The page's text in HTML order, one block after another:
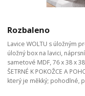
Rozbaleno
Lavice WOLTU s úložným
úložný box na lavici,
sametové MDF, 76 x 38 x
ŠETRNÉ K POKOŽCE A
který je měkký; pohodlné,